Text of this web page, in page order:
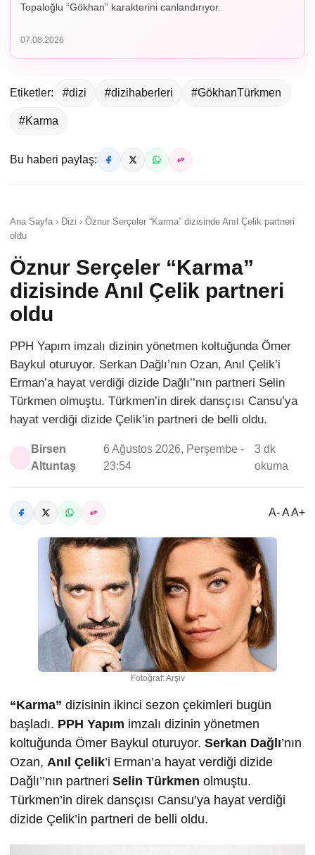
Topaloğlu “Gökhan” karakterini canlandırıyor.
07.08.2026
Etiketler: #dizi #dizihaberleri #GökhanTürkmen
#Karma
Bu haberi paylaş:
Ana Sayfa › Dizi › Öznur Serçeler “Karma” dizisinde Anıl Çelik partneri
oldu
Öznur Serçeler “Karma”
dizisinde Anıl Çelik partneri
oldu
PPH Yapım imzalı dizinin yönetmen koltuğunda Ömer
Baykul oturuyor. Serkan Dağlı’nın Ozan, Anıl Çelik’i
Erman’a hayat verdiği dizide Dağlı’’nın partneri Selin
Türkmen olmuştu. Türkmen’in direk dansçısı Cansu’ya
hayat verdiği dizide Çelik’in partneri de belli oldu.
Birsen
Altuntaş
6 Ağustos 2026, Perşembe -
23:54
3 dk
okuma
A- A A+
Fotoğraf: Arşiv
“Karma” dizisinin ikinci sezon çekimleri bugün
başladı. PPH Yapım imzalı dizinin yönetmen
koltuğunda Ömer Baykul oturuyor. Serkan Dağlı’nın
Ozan, Anıl Çelik’i Erman’a hayat verdiği dizide
Dağlı’’nın partneri Selin Türkmen olmuştu.
Türkmen’in direk dansçısı Cansu’ya hayat verdiği
dizide Çelik’in partneri de belli oldu.